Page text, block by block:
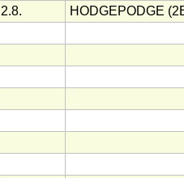
2.8. HODGEPODGE